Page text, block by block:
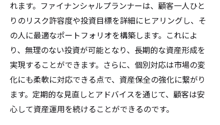
川崎市におけるリスク管理の成功事例
安定的な資産運用のためのポイント
ファイナンシャルプランナーのリスク管理
ノウハウ
地元に根ざすファイナンシャルプランナーの専
門的アドバイス
地域特有の知識を活かしたアドバイス
れます。ファイナンシャルプランナーは、顧客一人ひと
りのリスク許容度や投資目標を詳細にヒアリングし、そ
の人に最適なポートフォリオを構築します。これによ
り、無理のない投資が可能となり、長期的な資産形成を
実現することができます。さらに、個別対応は市場の変
化にも柔軟に対応できる点で、資産保全の強化に繋がり
ます。定期的な見直しとアドバイスを通じて、顧客は安
心して資産運用を続けることができるのです。